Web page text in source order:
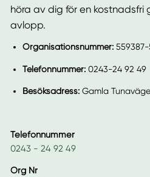
höra av dig för en
avlopp.
Organisationsnummer: 559387-
Telefonnummer: 0243-24 92 49
Besöksadress: Gamla
Telefonnummer
0243 - 24 92 49
Org Nr